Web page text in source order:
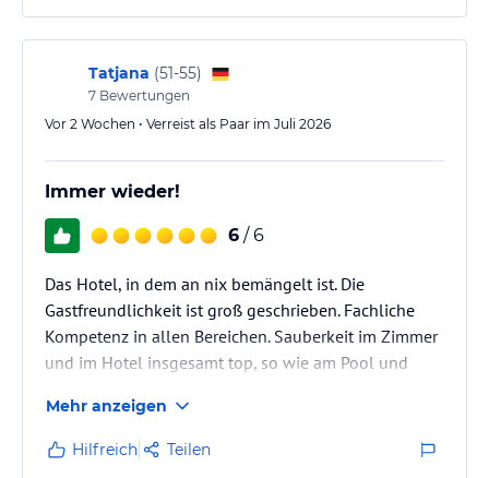
Tatjana (51-55)
7 Bewertungen
Vor 2 Wochen • Verreist als Paar im Juli 2026
Immer wieder!
6 / 6
Das Hotel, in dem an nix bemängelt ist. Die
Gastfreundlichkeit ist groß geschrieben. Fachliche
Kompetenz in allen Bereichen. Sauberkeit im Zimmer
und im Hotel insgesamt top, so wie am Pool und
vielfältig und sehr lecker. Und die Lage - traumhaft.
Mehr anzeigen
Hilfreich Teilen